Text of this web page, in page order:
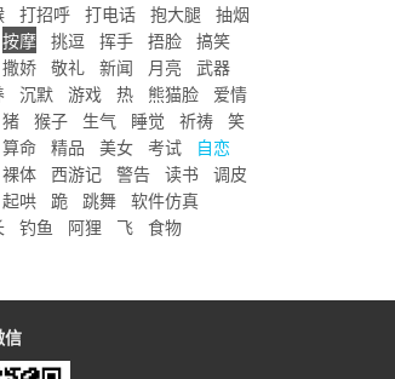
打招呼 打电话 抱大腿
抽烟
按摩 挑逗 挥手 捂脸
搞笑
撒娇 敬礼 新闻 月亮
武器
沉默 游戏 热 熊猫脸
爱情
猪 猴子 生气 睡觉 祈祷
笑
算命 精品 美女 考试
自恋
裸体 西游记 警告 读书
调皮
起哄 跪 跳舞
软件仿真
钓鱼 阿狸 飞 食物
信